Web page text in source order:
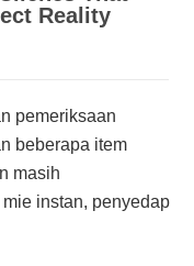
pemeriksaan
beberapa item
masih
instan, penyedap